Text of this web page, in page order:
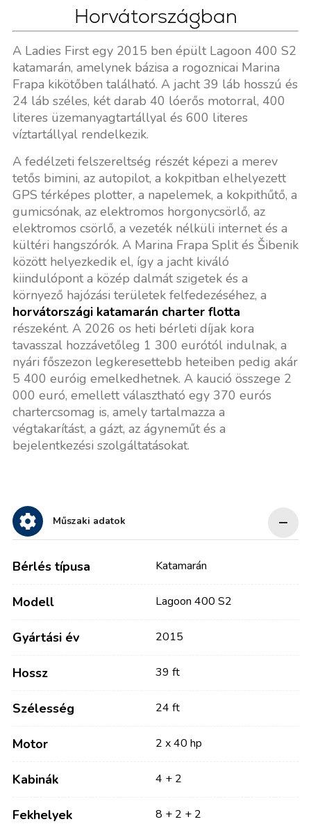
Horvátországban
A Ladies First egy 2015 ben épült Lagoon 400 S2
katamarán, amelynek bázisa a rogoznicai Marina
Frapa kikötőben található. A jacht 39 láb hosszú és
24 láb széles, két darab 40 lóerős motorral, 400
literes üzemanyagtartállyal és 600 literes
víztartállyal rendelkezik.
A fedélzeti felszereltség részét képezi a merev
tetős bimini, az autopilot, a kokpitban elhelyezett
GPS térképes plotter, a napelemek, a kokpithűtő, a
gumicsónak, az elektromos horgonycsörlő, az
elektromos csörlő, a vezeték nélküli internet és a
kültéri hangszórók. A Marina Frapa Split és Šibenik
között helyezkedik el, így a jacht kiváló
kiindulópont a közép dalmát szigetek és a
környező hajózási területek felfedezéséhez, a
horvátországi katamarán charter flotta
részeként. A 2026 os heti bérleti díjak kora
tavasszal hozzávetőleg 1 300 eurótól indulnak, a
nyári főszezon legkeresettebb heteiben pedig akár
5 400 euróig emelkedhetnek. A kaució összege 2
000 euró, emellett választható egy 370 eurós
chartercsomag is, amely tartalmazza a
végtakarítást, a gázt, az ágyneműt és a
bejelentkezési szolgáltatásokat.
Műszaki adatok
Bérlés típusa Katamarán
Modell Lagoon 400 S2
Gyártási év 2015
Hossz 39 ft
Szélesség 24 ft
Motor 2 x 40 hp
Kabinák 4 + 2
Fekhelyek 8 + 2 + 2